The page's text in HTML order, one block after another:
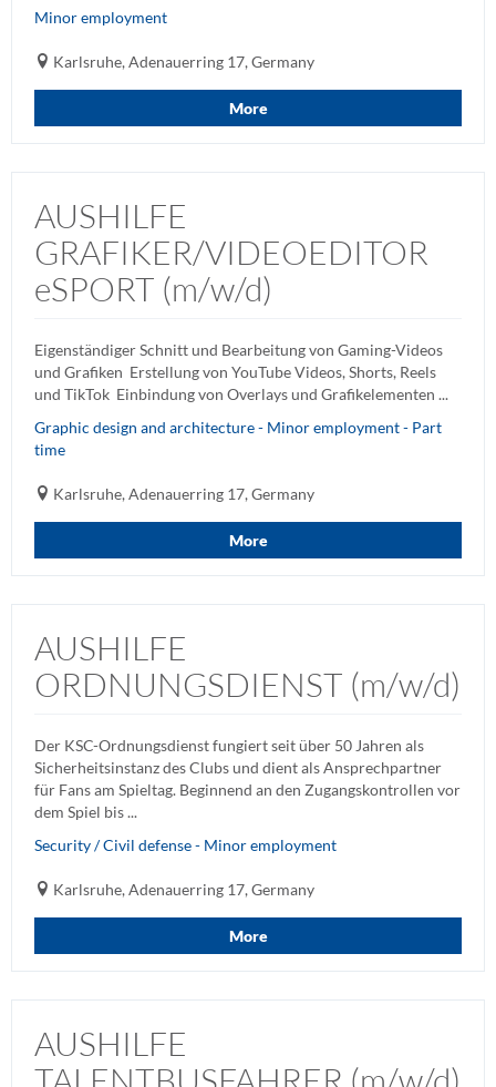
Minor employment
Karlsruhe, Adenauerring 17, Germany
More
AUSHILFE
GRAFIKER/VIDEOEDITOR
eSPORT (m/w/d)
Eigenständiger Schnitt und Bearbeitung von Gaming-Videos
und Grafiken Erstellung von YouTube Videos, Shorts, Reels
und TikTok Einbindung von Overlays und Grafikelementen ...
Graphic design and architecture - Minor employment - Part
time
Karlsruhe, Adenauerring 17, Germany
More
AUSHILFE
ORDNUNGSDIENST (m/w/d)
Der KSC-Ordnungsdienst fungiert seit über 50 Jahren als
Sicherheitsinstanz des Clubs und dient als Ansprechpartner
für Fans am Spieltag. Beginnend an den Zugangskontrollen vor
dem Spiel bis ...
Security / Civil defense - Minor employment
Karlsruhe, Adenauerring 17, Germany
More
AUSHILFE